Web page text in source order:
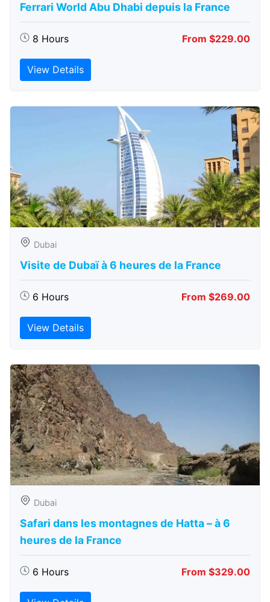
Ferrari World Abu Dhabi depuis la France
8 Hours From $229.00
View Details
Dubai
Visite de Dubaï à 6 heures de la France
6 Hours From $269.00
View Details
Dubai
Safari dans les montagnes de Hatta – à 6
heures de la France
6 Hours From $329.00